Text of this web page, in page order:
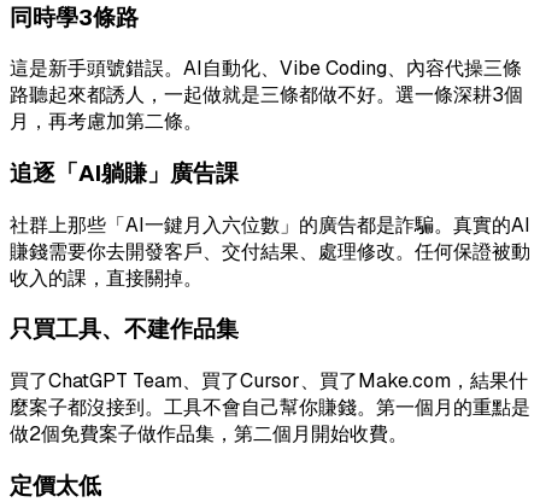
同時學3條路
這是新手頭號錯誤。AI自動化、Vibe Coding、內容代操三條
路聽起來都誘人，一起做就是三條都做不好。選一條深耕3個
月，再考慮加第二條。
追逐「AI躺賺」廣告課
社群上那些「AI一鍵月入六位數」的廣告都是詐騙。真實的AI
賺錢需要你去開發客戶、交付結果、處理修改。任何保證被動
收入的課，直接關掉。
只買工具、不建作品集
買了ChatGPT Team、買了Cursor、買了Make.com，結果什
麼案子都沒接到。工具不會自己幫你賺錢。第一個月的重點是
做2個免費案子做作品集，第二個月開始收費。
定價太低